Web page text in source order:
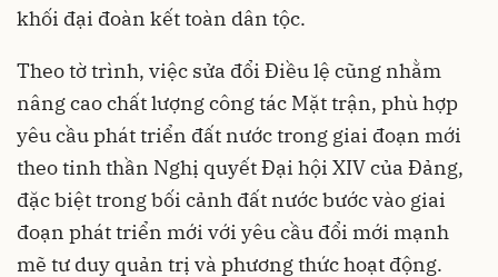
khối đại đoàn kết toàn dân tộc.
Theo tờ trình, việc sửa đổi Điều lệ cũng nhằm
nâng cao chất lượng công tác Mặt trận, phù hợp
yêu cầu phát triển đất nước trong giai đoạn mới
theo tinh thần Nghị quyết Đại hội XIV của Đảng,
đặc biệt trong bối cảnh đất nước bước vào giai
đoạn phát triển mới với yêu cầu đổi mới mạnh
mẽ tư duy quản trị và phương thức hoạt động.